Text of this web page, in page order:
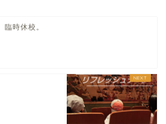
臨時休校。